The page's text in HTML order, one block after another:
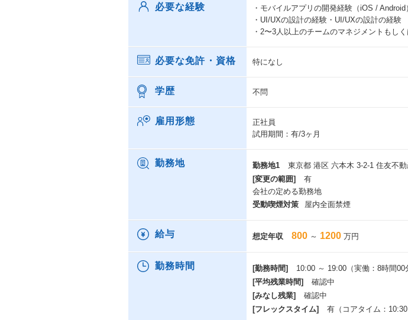
必要な経験
・モバイルアプリの開発経験（iOS / Android
・UI/UXの設計の経験・UI/UXの設計の経験
・2〜3人以上のチームのマネジメントもし
必要な免許・資格 特になし
学歴 不問
雇用形態
正社員
試用期間：有/3ヶ月
勤務地 勤務地1
東京都 港区 六本木 3-2-1 住友不
[変更の範囲]
有
会社の定める勤務地
受動喫煙対策
屋内全面禁煙
給与 想定年収 800 ～ 1200 万円
勤務時間 [勤務時間]
10:00 ～ 19:00（実働：8時間
[平均残業時間]
確認中
[みなし残業]
確認中
[フレックスタイム]
有（コアタイム：10:30